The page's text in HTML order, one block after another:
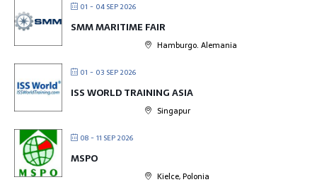
01 - 04 SEP 2026
SMM MARITIME FAIR
Hamburgo. Alemania
01 - 03 SEP 2026
ISS WORLD TRAINING ASIA
Singapur
08 - 11 SEP 2026
MSPO
Kielce, Polonia